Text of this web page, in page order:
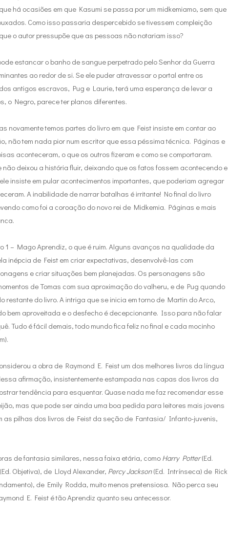
há ocasiões em que Kasumi se passa por um midkemiamo, sem que
Como isso passaria despercebido se tivessem compleição
o autor pressupõe que as pessoas não notariam isso?
estancar o banho de sangue perpetrado pelo Senhor da Guerra
ao redor de si. Se ele puder atravessar o portal entre os
antigos escravos, Pug e Laurie, terá uma esperança de levar a
o Negro, parece ter planos diferentes.
novamente temos partes do livro em que Feist insiste em contar ao
não tem nada pior num escritor que essa péssima técnica. Páginas e
aconteceram, o que os outros fizeram e como se comportaram.
deixou a história fluir, deixando que os fatos fossem acontecendo e
insiste em pular acontecimentos importantes, que poderiam agregar
A inabilidade de narrar batalhas é irritante! No final do livro
como foi a coroação do novo rei de Midkemia. Páginas e mais
1 – Mago Aprendiz, o que é ruim. Alguns avanços na qualidade da
inépcia de Feist em criar expectativas, desenvolvê-las com
e criar situações bem planejadas. Os personagens são
de Tomas com sua aproximação do valheru, e de Pug quando
restante do livro. A intriga que se inicia em torno de Martin do Arco,
bem aproveitada e o desfecho é decepcionante. Isso para não falar
Tudo é fácil demais, todo mundo fica feliz no final e cada mocinho
a obra de Raymond E. Feist um dos melhores livros da língua
afirmação, insistentemente estampada nas capas dos livros da
tendência para esquentar. Quase nada me faz recomendar esse
mas que pode ser ainda uma boa pedida para leitores mais jovens
as pilhas dos livros de Feist da seção de Fantasia/ Infanto-juvenis,
de fantasia similares, nessa faixa etária, como Harry Potter(Ed.
Objetiva), de Lloyd Alexander, Percy Jackson(Ed. Intrínseca) de Rick
de Emily Rodda, muito menos pretensiosa. Não perca seu
E. Feist é tão Aprendiz quanto seu antecessor.